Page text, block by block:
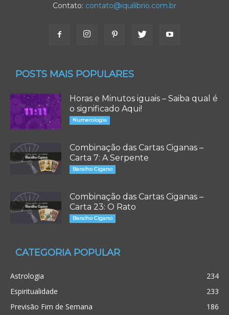
Contato: contato@iquilibrio.com.br
POSTS MAIS POPULARES
Horas e Minutos iguais – Saiba qual é
o significado Aqui!
Numerologia
Combinação das Cartas Ciganas –
Carta 7: A Serpente
Baralho Cigano
Combinação das Cartas Ciganas –
Carta 23: O Rato
Baralho Cigano
CATEGORIA POPULAR
Astrologia
234
Espiritualidade
233
Previsão Fim de Semana
186